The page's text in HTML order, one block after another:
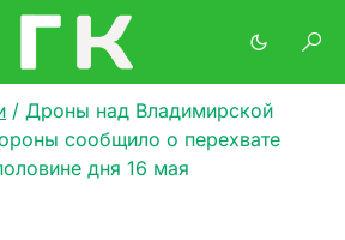
/ Дроны над Владимирской
сообщило о перехвате
дня 16 мая